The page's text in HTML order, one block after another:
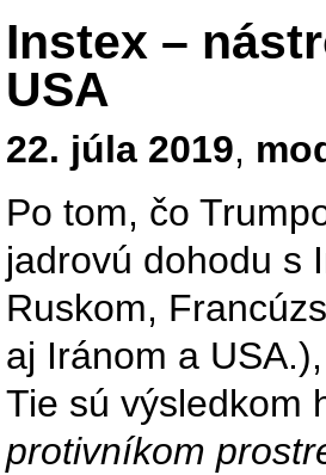
Instex –
USA
22. júla 2019,
Po tom, čo
jadrovú dohodu s
Ruskom,
aj Iránom a
Tie sú výsledkom
protivníkom